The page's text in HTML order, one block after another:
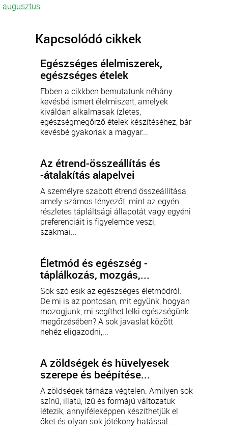
augusztus
Kapcsolódó cikkek
Egészséges élelmiszerek,
egészséges ételek
Ebben a cikkben bemutatunk néhány
kevésbé ismert élelmiszert, amelyek
kiválóan alkalmasak ízletes,
egészségmegőrző ételek készítéséhez, bár
kevésbé gyakoriak a magyar...
Az étrend-összeállítás és
-átalakítás alapelvei
A személyre szabott étrend összeállítása,
amely számos tényezőt, mint az egyén
részletes tápláltsági állapotát vagy egyéni
preferenciáit is figyelembe veszi,
szakmai...
Életmód és egészség -
táplálkozás, mozgás,...
Sok szó esik az egészséges életmódról.
De mi is az pontosan, mit együnk, hogyan
mozogjunk, mi segíthet lelki egészségünk
megőrzésében? A sok javaslat között
nehéz eligazodni,...
A zöldségek és hüvelyesek
szerepe és beépítése...
A zöldségek tárháza végtelen. Amilyen sok
színű, illatú, ízű és formájú változatuk
létezik, annyiféleképpen készíthetjük el
őket és olyan sok jótékony hatással...